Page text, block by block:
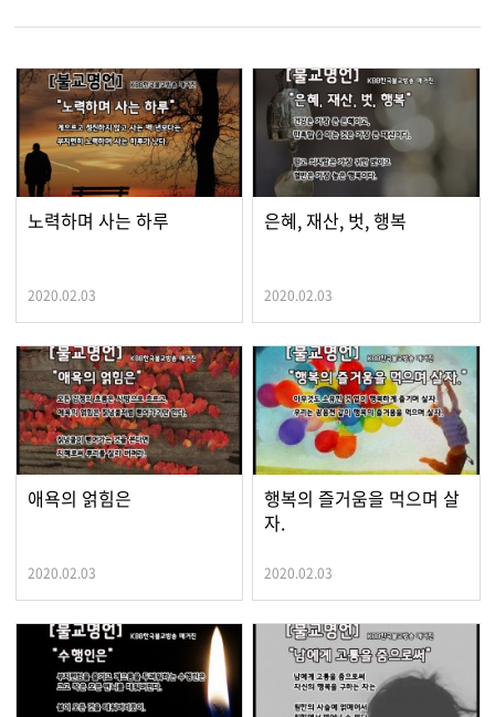
노력하며 사는 하루
2020.02.03
은혜, 재산, 벗, 행복
2020.02.03
애욕의 얽힘은
2020.02.03
행복의 즐거움을 먹으며 살
자.
2020.02.03